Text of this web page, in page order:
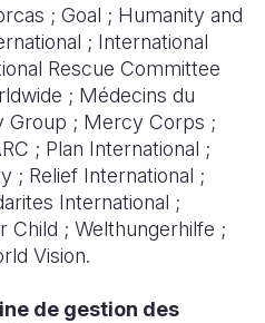
; Goal ; Humanity and
; International
Rescue Committee
; Médecins du
Group ; Mercy Corps ;
; Plan International ;
; Relief International ;
International ;
Child ; Welthungerhilfe ;
Vision.
de gestion des